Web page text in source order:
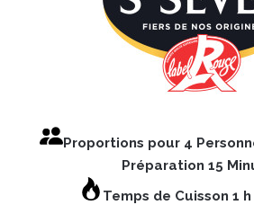
Proportions pour 4
Préparation 15
Temps de Cuisson 1